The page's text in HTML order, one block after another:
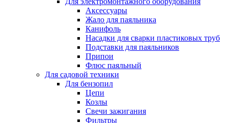
Аксессуары
Жало для паяльника
Канифоль
Насадки для сварки пластиковых труб
Подставки для паяльников
Припои
Флюс паяльный
Для садовой техники
Для бензопил
Цепи
Козлы
Свечи зажигания
Фильтры